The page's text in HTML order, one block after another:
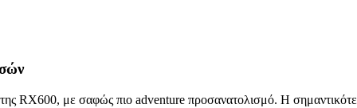
της RX600, με σαφώς πιο adventure προσανατολισμό. Η